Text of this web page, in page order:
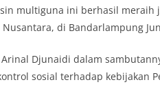
multiguna ini berhasil meraih
Nusantara, di Bandarlampung
Djunaidi dalam
sosial terhadap kebijakan